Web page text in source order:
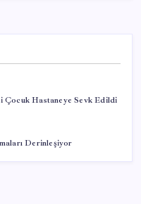
Çocuk Hastaneye Sevk Edildi
Derinleşiyor